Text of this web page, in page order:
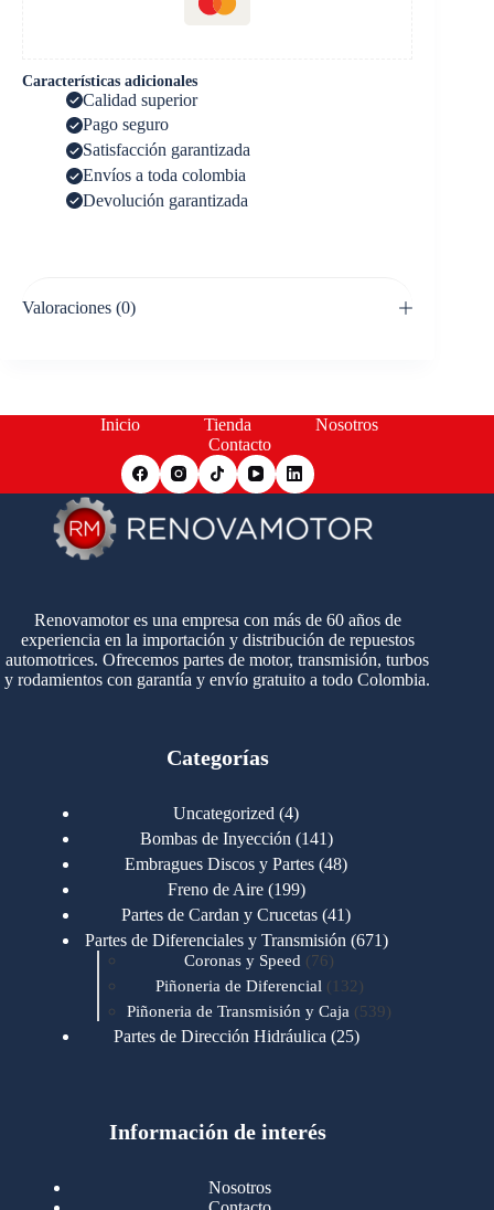
Características adicionales
Calidad superior
Pago seguro
Satisfacción garantizada
Envíos a toda colombia
Devolución garantizada
Valoraciones (0)
Inicio Tienda
Nosotros
Contacto
Renovamotor es una empresa con más de 60 años de
experiencia en la importación y distribución de repuestos
automotrices. Ofrecemos partes de motor, transmisión, turbos
y rodamientos con garantía y envío gratuito a todo Colombia.
Categorías
Uncategorized 44
productos
Bombas de Inyección 141141
productos
Embragues Discos y Partes 4848
Freno de Aire 199199
productos
Partes de Cardan y Crucetas 4141
productos
Partes de Diferenciales y Transmisión 671671
Coronas y Speed 7676
productos
Piñoneria de Diferencial 132 132
productos
Piñoneria de Transmisión y Caja 539539
Partes de Dirección Hidráulica 2525
Motores Cummins 723
Cummins B/C 855
Información de interés
Nosotros